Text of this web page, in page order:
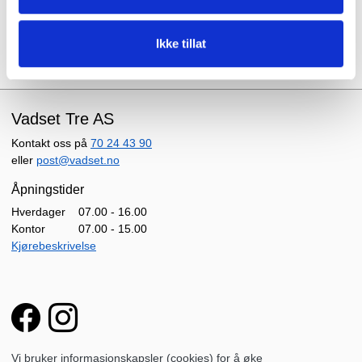
Ikke tillat
Ta gjerne kontakt for mer informasjon og tilbud.
Vadset Tre AS
Kontakt oss på 70 24 43 90
eller post@vadset.no
Åpningstider
Hverdager
Kontor
07.00 - 16.00
07.00 - 15.00
Kjørebeskrivelse
Vi bruker informasjonskapsler (cookies) for å øke